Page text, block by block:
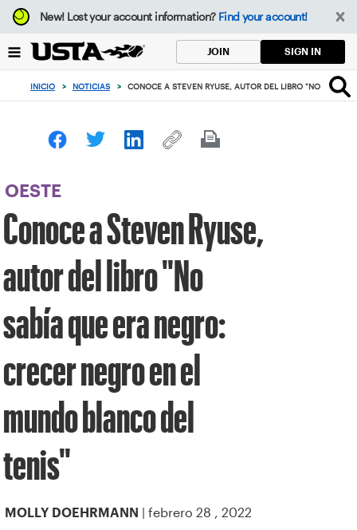
Enfoque
desde
botón
volver
principio
New!Lost your account information? Find your account!
JOIN SIGN IN
INICIO > NOTICIAS > CONOCE A STEVEN RYUSE, AUTOR DEL LIBRO "NO SABÍA
OESTE
Conoce a Steven Ryuse,
autor del libro "No
sabía que era negro:
crecer negro en el
mundo blanco del
tenis"
MOLLY DOEHRMANN | febrero 28 , 2022